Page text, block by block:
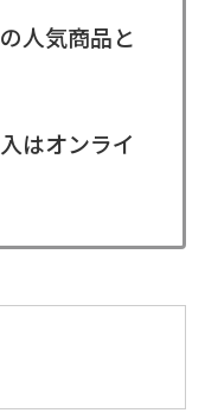
人気商品と
はオンライ